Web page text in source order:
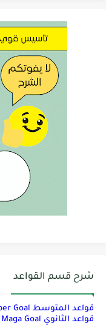
شرح قسم القواعد
قواعد المتوسط Super Goal
قواعد الثانوي Maga Goal